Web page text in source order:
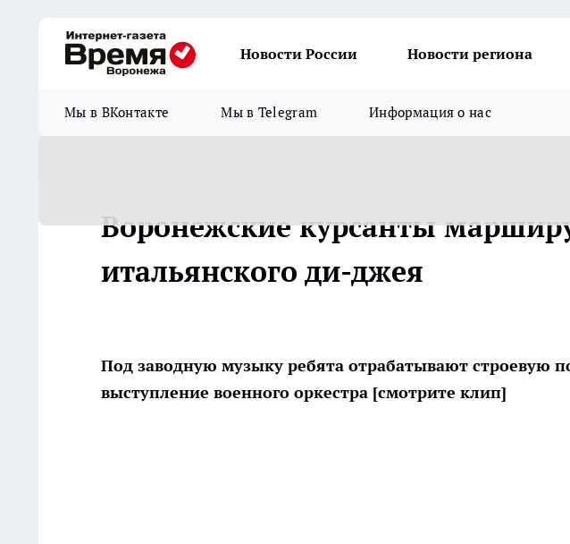
Новости России Новости региона
Мы в ВКонтакте Мы в Telegram Информация о нас
Воронежские курсанты
итальянского ди-джея
Под заводную музыку ребята отрабатывают строевую
выступление военного оркестра [смотрите клип]